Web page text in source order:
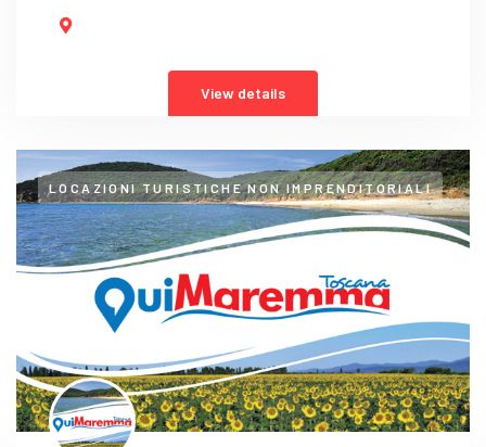
View details
LOCAZIONI TURISTICHE NON IMPRENDITORIALI